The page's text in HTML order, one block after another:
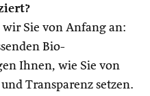
Sie von Anfang an:
Bio-
Ihnen, wie Sie von
Transparenz setzen.